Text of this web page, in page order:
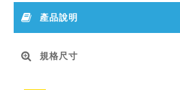
產品說明
規格尺寸